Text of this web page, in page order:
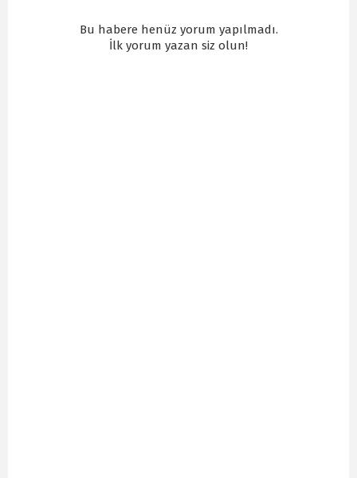
Bu habere henüz yorum yapılmadı.
İlk yorum yazan siz olun!